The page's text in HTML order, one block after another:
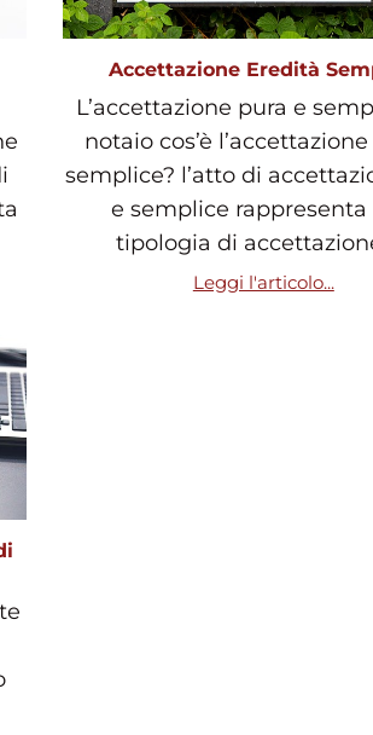
Accettazione Eredità
L’accettazione pura e
notaio cos’è
semplice? l’atto di
e semplice rappresenta
tipologia di
Leggi l'articolo...